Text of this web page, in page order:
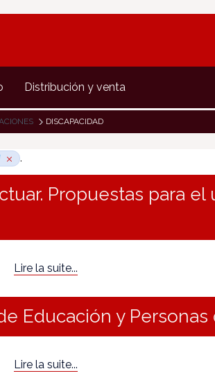
Distribución y venta
DISCAPACIDAD
.
Propuestas para
Lire la suite...
Educación y
Lire la suite...